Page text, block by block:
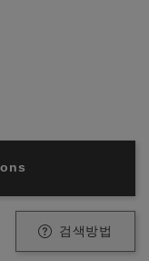
검색방법